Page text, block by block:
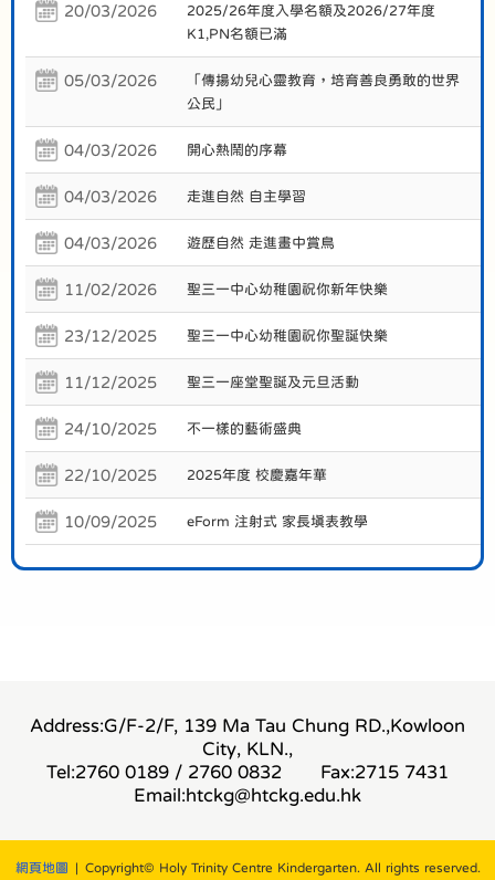
20/03/2026
2025/26年度入學名額及2026/27年度
K1,PN名額已滿
05/03/2026
「傳揚幼兒心靈教育，培育善良勇敢的世界
公民」
04/03/2026 開心熱鬧的序幕
04/03/2026 走進自然 自主學習
04/03/2026 遊歷自然 走進畫中賞鳥
11/02/2026 聖三一中心幼稚園祝你新年快樂
23/12/2025 聖三一中心幼稚園祝你聖誕快樂
11/12/2025 聖三一座堂聖誕及元旦活動
24/10/2025 不一樣的藝術盛典
22/10/2025 2025年度 校慶嘉年華
10/09/2025 eForm 注射式 家長填表教學
Address:G/F-2/F, 139 Ma Tau Chung RD.,Kowloon
City, KLN.,
Tel:2760 0189 / 2760 0832
Fax:2715 7431
Email:htckg@htckg.edu.hk
網頁地圖 | Copyright© Holy Trinity Centre Kindergarten. All rights reserved.